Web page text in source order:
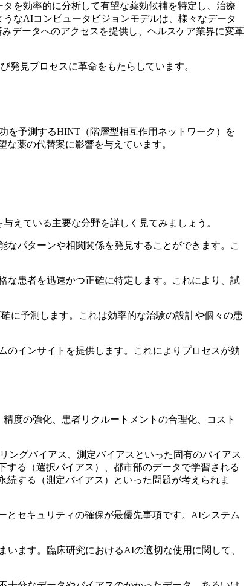
を効率的に分析して有望な薬効候補を特定し、治療
うなAIコンピュータビジョンモデルは、様々なデータ
データへのアクセスを提供し、ヘルスケア業界に変革
発見プロセスに革命をもたらしています。
を予測するHINT（階層型相互作用ネットワーク）を
薬の代替案に影響を与えています。
えている主要な分野を詳しく見てみましょう。
パターンや相関関係を発見することができます。こ
な患者を迅速かつ正確に特定します。これにより、試
に予測します。これは効率的な治験の設計や個々の患
のインサイトを提供します。これによりプロセスが効
度の強化、患者リクルートメントの合理化、コスト
ングバイアス、測定バイアスといった固有のバイアス
る（選択バイアス）、都市部のデータで学習される
する（測定バイアス）といった問題が考えられま
とセキュリティの確保が最優先事項です。AIシステム
ます。臨床研究におけるAIの適切な使用に関して、